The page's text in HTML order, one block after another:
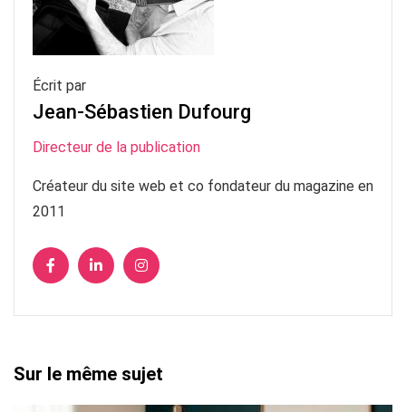
Écrit par
Jean-Sébastien Dufourg
Directeur de la publication
Créateur du site web et co fondateur du magazine en
2011
Sur le même sujet